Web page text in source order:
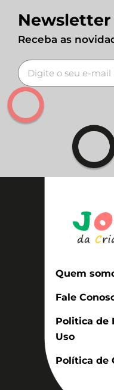
Newsletter
Receba as
Quem
Fale
Politica de
Uso
Política de